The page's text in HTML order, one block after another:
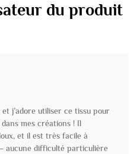
du produit
j’adore utiliser ce tissu pour
mes créations ! Il
et il est très facile à
aucune difficulté particulière